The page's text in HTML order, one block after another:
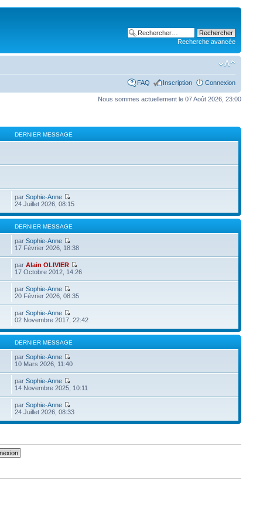
Recherche avancée
FAQ Inscription Connexion
Nous sommes actuellement le 07 Août 2026, 23:00
DERNIER MESSAGE
parSophie-Anne
24 Juillet 2026, 08:15
DERNIER MESSAGE
parSophie-Anne
17 Février 2026, 18:38
parAlain OLIVIER
17 Octobre 2012, 14:26
parSophie-Anne
20 Février 2026, 08:35
parSophie-Anne
02 Novembre 2017, 22:42
DERNIER MESSAGE
parSophie-Anne
10 Mars 2026, 11:40
parSophie-Anne
14 Novembre 2025, 10:11
parSophie-Anne
24 Juillet 2026, 08:33